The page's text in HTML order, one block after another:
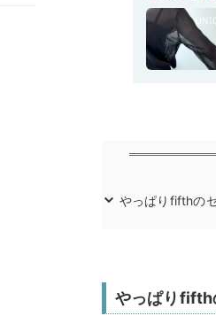
やっぱりfifthの
やっぱりfifth